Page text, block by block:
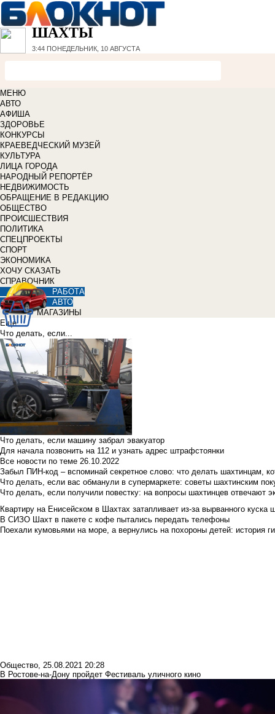
ШАХТЫ
3:44 ПОНЕДЕЛЬНИК, 10 АВГУСТА
МЕНЮ
АВТО
АФИША
ЗДОРОВЬЕ
КОНКУРСЫ
КРАЕВЕДЧЕСКИЙ МУЗЕЙ
КУЛЬТУРА
ЛИЦА ГОРОДА
НАРОДНЫЙ РЕПОРТЁР
НЕДВИЖИМОСТЬ
ОБРАЩЕНИЕ В РЕДАКЦИЮ
ОБЩЕСТВО
ПРОИСШЕСТВИЯ
ПОЛИТИКА
СПЕЦПРОЕКТЫ
СПОРТ
ЭКОНОМИКА
ХОЧУ СКАЗАТЬ
СПРАВОЧНИК
РАБОТА
АВТО
МАГАЗИНЫ
Еще
Что делать, если...
Что делать, если машину забрал эвакуатор
Для начала позвонить на 112 и узнать адрес штрафстоянки
Все новости по теме 26.10.2022
Забыл ПИН-код – вспоминай секретное слово: что делать шахтинцам,
Что делать, если вас обманули в супермаркете: советы шахтинским
Что делать, если получили повестку: на вопросы шахтинцев отвечают
Квартиру на Енисейском в Шахтах затапливает из-за вырванного
В СИЗО Шахт в пакете с кофе пытались передать телефоны
Поехали кумовьями на море, а вернулись на похороны детей: история
Общество, 25.08.2021 20:28
В Ростове-на-Дону пройдет Фестиваль уличного кино